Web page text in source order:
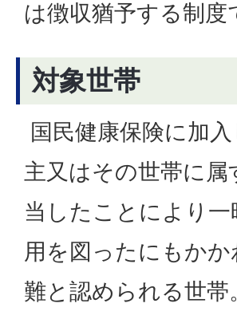
は徴収猶予する制度
対象世帯
国民健康保険に加
主又はその世帯に
当したことにより
用を図ったにもか
難と認められる世帯